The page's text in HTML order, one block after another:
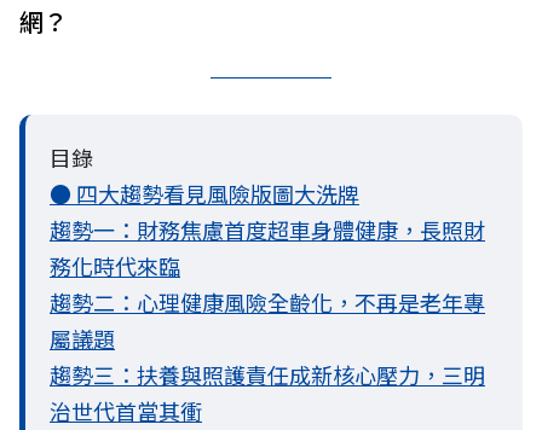
網？
目錄
● 四大趨勢看見風險版圖大洗牌
趨勢一：財務焦慮首度超車身體健康，長照財
務化時代來臨
趨勢二：心理健康風險全齡化，不再是老年專
屬議題
趨勢三：扶養與照護責任成新核心壓力，三明
治世代首當其衝